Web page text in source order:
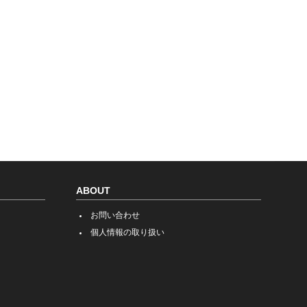
ABOUT
お問い合わせ
個人情報の取り扱い